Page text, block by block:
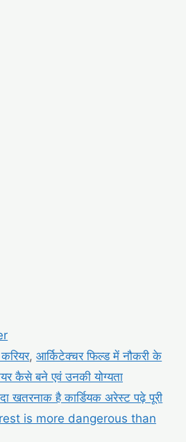
,आर्किटेक्चर फिल्ड में नौकरी के
कैसे बने एवं उनकी योग्यता
खतरनाक है कार्डियक अरेस्ट पढ़े पूरी
is more dangerous than